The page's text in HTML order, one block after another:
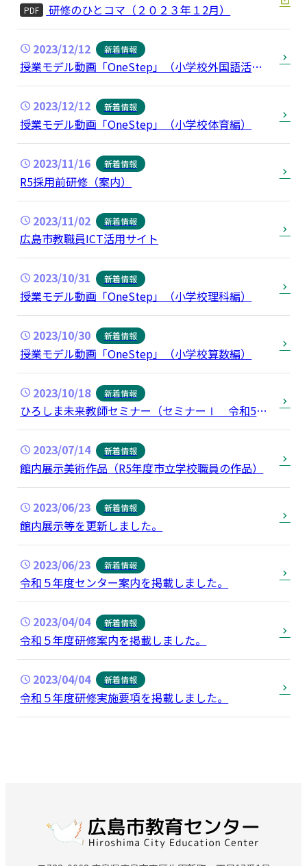
PDF
研修のひとコマ（２０２３年１2月）
2023/12/12 新着情報
授業モデル動画「OneStep」（小学校外国語活
動・外国語編）
2023/12/12
新着情報
授業モデル動画「OneStep」（小学校体育編）
2023/11/16 新着情報
R5採用前研修（案内）
2023/11/02 新着情報
広島市教職員ICT活用サイト
2023/10/31 新着情報
授業モデル動画「OneStep」（小学校理科編）
2023/10/30 新着情報
授業モデル動画「OneStep」（小学校算数編）
2023/10/18 新着情報
ひろしま未来教師セミナー（セミナーⅠ 令和5年
１０月８日）の様子を掲載しました。
2023/07/14
新着情報
館内展示美術作品（R5年度市立学校職員の作品）
2023/06/23 新着情報
館内展示等を更新しました。
2023/06/23 新着情報
令和５年度センター案内を掲載しました。
2023/04/04 新着情報
令和５年度研修案内を掲載しました。
2023/04/04 新着情報
令和５年度研修実施要項を掲載しました。